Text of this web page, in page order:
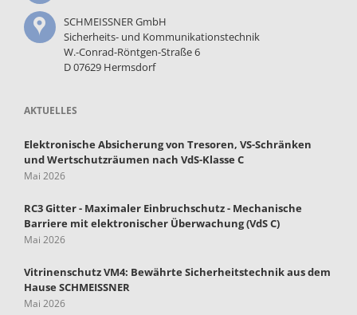
SCHMEISSNER GmbH
Sicherheits- und Kommunikationstechnik
W.-Conrad-Röntgen-Straße 6
D 07629 Hermsdorf
AKTUELLES
Elektronische Absicherung von Tresoren, VS-Schränken
und Wertschutzräumen nach VdS-Klasse C
Mai 2026
RC3 Gitter - Maximaler Einbruchschutz - Mechanische
Barriere mit elektronischer Überwachung (VdS C)
Mai 2026
Vitrinenschutz VM4: Bewährte Sicherheitstechnik aus dem
Hause SCHMEISSNER
Mai 2026